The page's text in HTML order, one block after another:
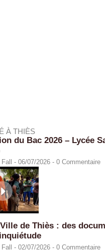
À THIÈS
du Bac 2026 – Lycée
- 06/07/2026 - 0 Commentaire
de Thiès : des
- 02/07/2026 - 0 Commentaire